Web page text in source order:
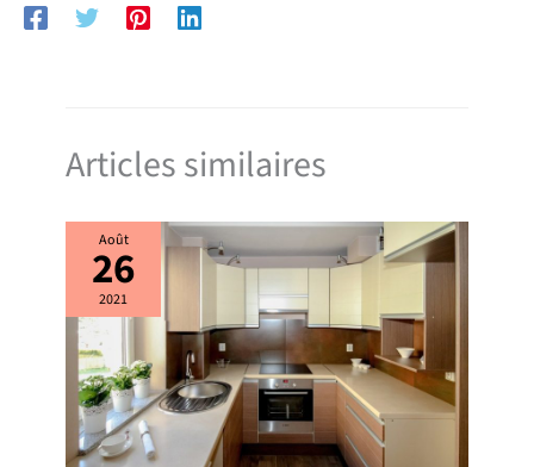
Articles similaires
Août
26
2021